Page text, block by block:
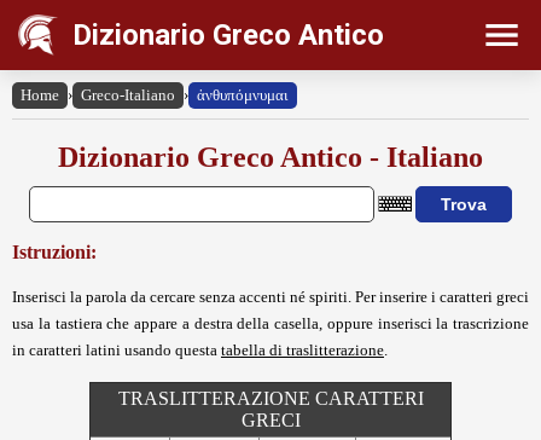
Dizionario Greco Antico
Home › Greco-Italiano › ἀνθυπόμνυμαι
Dizionario Greco Antico - Italiano
Istruzioni:
Inserisci la parola da cercare senza accenti né spiriti. Per inserire i caratteri greci
usa la tastiera che appare a destra della casella, oppure inserisci la trascrizione
in caratteri latini usando questa tabella di traslitterazione
TRASLITTERAZIONE CARATTERI
GRECI